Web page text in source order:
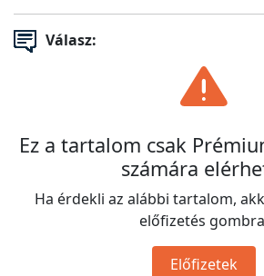
Válasz:
Ez a tartalom csak
számára
Ha érdekli az alábbi tartalom,
előfizetés
Előfizetek